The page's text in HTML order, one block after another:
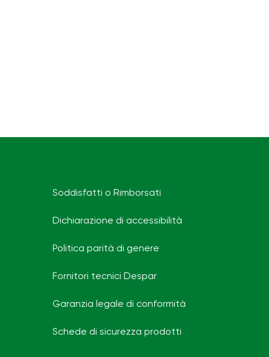
Soddisfatti o Rimborsati
Dichiarazione di accessibilità
Politica parità di genere
Fornitori tecnici Despar
Garanzia legale di conformità
Schede di sicurezza prodotti